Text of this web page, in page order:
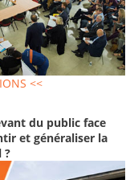
<<
du public face
et généraliser la
?